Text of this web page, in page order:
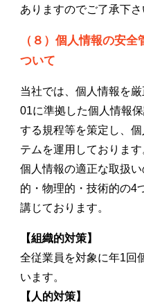
ありますのでご了承下さ
（８）個人情報の安
ついて
当社では、個人情報を
01に準拠した個人情報
する規程等を策定し、
テムを運用しております
個人情報の適正な取扱
的・物理的・技術的の4
講じております。
【組織的対策】
全従業員を対象に年1回
います。
【人的対策】